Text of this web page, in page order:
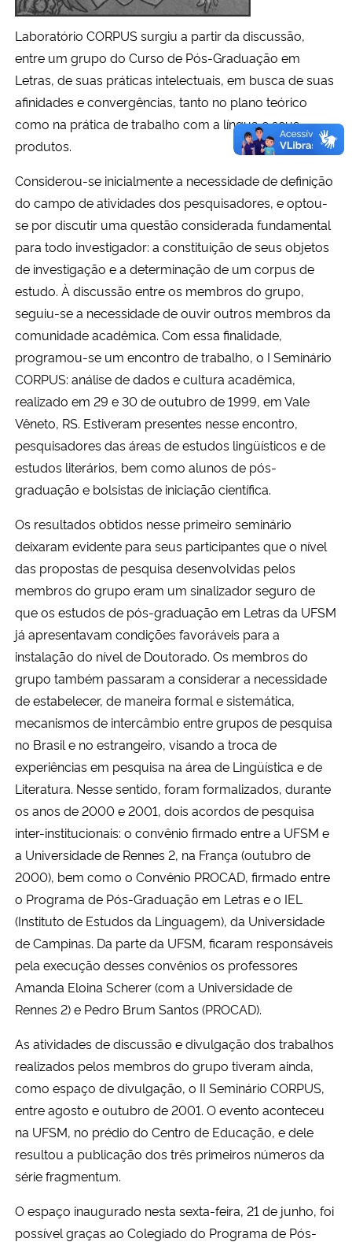
Laboratório CORPUS surgiu a partir da discussão,
entre um grupo do Curso de Pós-Graduação em
Letras, de suas práticas intelectuais, em busca de suas
afinidades e convergências, tanto no plano teórico
como na prática de trabalho com a língua e seus
produtos.
Considerou-se inicialmente a necessidade de definição
do campo de atividades dos pesquisadores, e optou-
se por discutir uma questão considerada fundamental
para todo investigador: a constituição de seus objetos
de investigação e a determinação de um corpus de
estudo. À discussão entre os membros do grupo,
seguiu-se a necessidade de ouvir outros membros da
comunidade acadêmica. Com essa finalidade,
programou-se um encontro de trabalho, o I Seminário
CORPUS: análise de dados e cultura acadêmica,
realizado em 29 e 30 de outubro de 1999, em Vale
Vêneto, RS. Estiveram presentes nesse encontro,
pesquisadores das áreas de estudos lingüísticos e de
estudos literários, bem como alunos de pós-
graduação e bolsistas de iniciação científica.
Os resultados obtidos nesse primeiro seminário
deixaram evidente para seus participantes que o nível
das propostas de pesquisa desenvolvidas pelos
membros do grupo eram um sinalizador seguro de
que os estudos de pós-graduação em Letras da UFSM
já apresentavam condições favoráveis para a
instalação do nível de Doutorado. Os membros do
grupo também passaram a considerar a necessidade
de estabelecer, de maneira formal e sistemática,
mecanismos de intercâmbio entre grupos de pesquisa
no Brasil e no estrangeiro, visando a troca de
experiências em pesquisa na área de Lingüística e de
Literatura. Nesse sentido, foram formalizados, durante
os anos de 2000 e 2001, dois acordos de pesquisa
inter-institucionais: o convênio firmado entre a UFSM e
a Universidade de Rennes 2, na França (outubro de
2000), bem como o Convênio PROCAD, firmado entre
o Programa de Pós-Graduação em Letras e o IEL
(Instituto de Estudos da Linguagem), da Universidade
de Campinas. Da parte da UFSM, ficaram responsáveis
pela execução desses convênios os professores
Amanda Eloina Scherer (com a Universidade de
Rennes 2) e Pedro Brum Santos (PROCAD).
As atividades de discussão e divulgação dos trabalhos
realizados pelos membros do grupo tiveram ainda,
como espaço de divulgação, o II Seminário CORPUS,
entre agosto e outubro de 2001. O evento aconteceu
na UFSM, no prédio do Centro de Educação, e dele
resultou a publicação dos três primeiros números da
série fragmentum.
O espaço inaugurado nesta sexta-feira, 21 de junho, foi
possível graças ao Colegiado do Programa de Pós-